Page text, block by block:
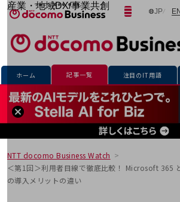
産業・地域DX/事業共創
OPEN HUB for Plural Futures
自律・分散・協調型社会の実現を目指し、
「社会可能性」を探究・実装する事業共創エコシス
OPEN HUB for Plural Futuresとは
イベント/ウェビナー
記事コンテンツ
プレイヤー(カタリスト/パートナー企業)
事例
Smart World
産業・地域DXプラットフォーマーとして
企業と地域が持続成長する社会を目指します
Smart City
Smart Education
Smart Healthcare
JP日本
サイト内検索
開く
メニュー
開く
フリーワードを入力して探す
フリーワードでNTTドコモビジネスの
ホーム 記事一覧 注目のIT用語
NTT docomo Business Watch
＜第1回＞利用者目線で徹底比較！ Microsoft 365
の導入メリットの違い